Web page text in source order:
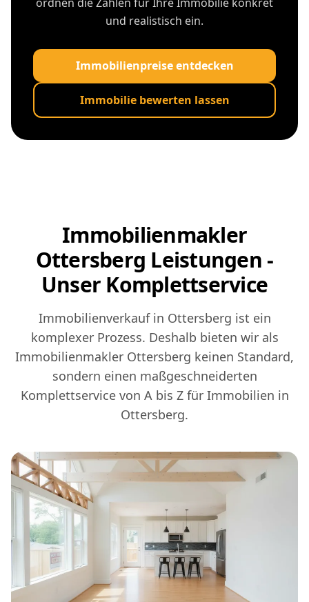
und realistisch ein.
Immobilienpreise entdecken
Immobilie bewerten lassen
Immobilienmakler
Ottersberg Leistungen -
Unser Komplettservice
Immobilienverkauf in Ottersberg ist ein
komplexer Prozess. Deshalb bieten wir als
Immobilienmakler Ottersberg keinen Standard,
sondern einen maßgeschneiderten
Komplettservice von A bis Z für Immobilien in
Ottersberg.